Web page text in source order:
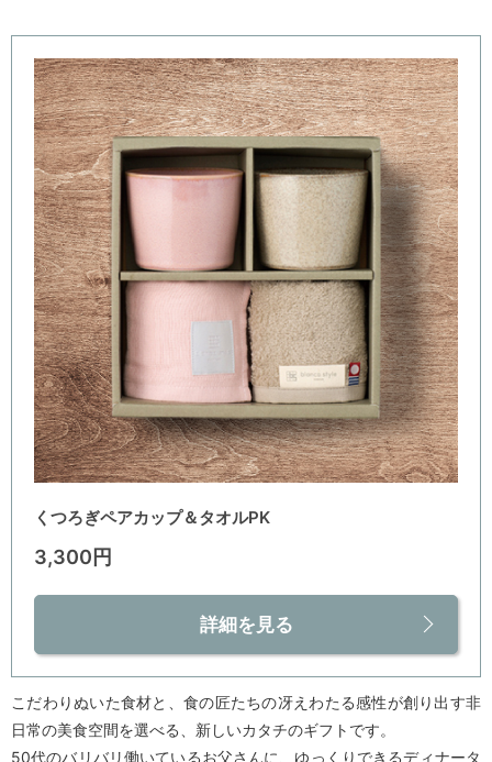
くつろぎペアカップ＆タオルPK
3,300円
詳細を見る
こだわりぬいた食材と、食の匠たちの冴えわたる感性が創り出す非
日常の美食空間を選べる、新しいカタチのギフトです。
50代のバリバリ働いているお父さんに、ゆっくりできるディナータ